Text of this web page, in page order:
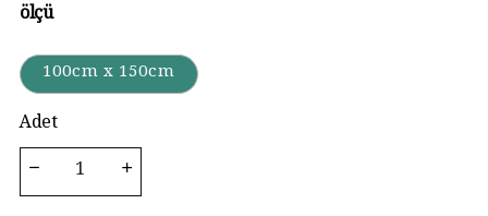
ölçü
100cm x 150cm
Adet